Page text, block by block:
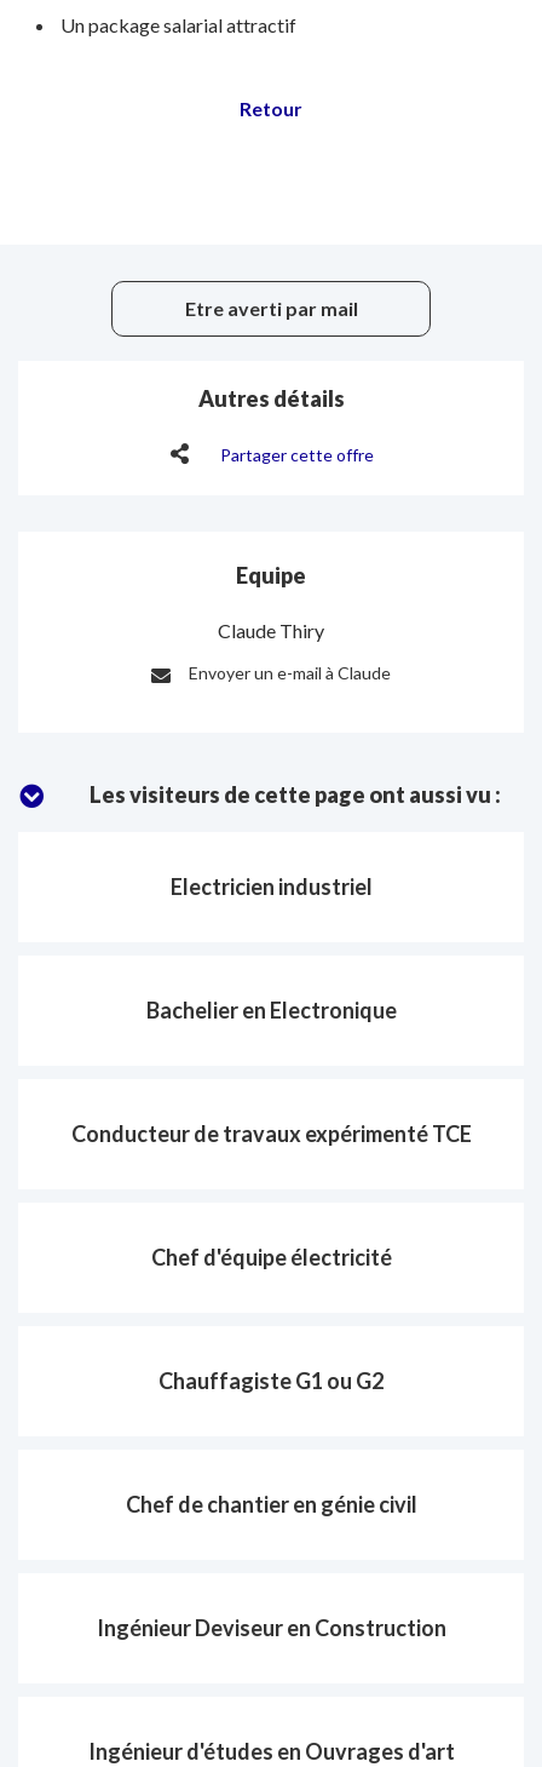
Un package salarial attractif
Etre averti par mail
Autres détails
Partager cette offre
Equipe
Claude Thiry
:
Envoyer un e-mail à Claude
Les visiteurs de cette page ont aussi vu :
Electricien industriel
Bachelier en Electronique
Conducteur de travaux expérimenté TCE
Chef d'équipe électricité
Chauffagiste G1 ou G2
Chef de chantier en génie civil
Ingénieur Deviseur en Construction
Ingénieur d'études en Ouvrages d'art